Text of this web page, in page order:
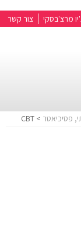
מרצ'בסקי צור קשר
פסיכיאטר > CBT